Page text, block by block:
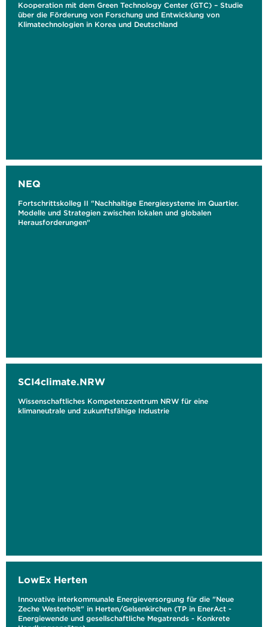
Kooperation mit dem Green Technology Center (GTC) – Studie
über die Förderung von Forschung und Entwicklung von
Klimatechnologien in Korea und Deutschland
NEQ
Fortschrittskolleg II "Nachhaltige Energiesysteme im Quartier.
Modelle und Strategien zwischen lokalen und globalen
Herausforderungen"
SCI4climate.NRW
Wissenschaftliches Kompetenzzentrum NRW für eine
klimaneutrale und zukunftsfähige Industrie
LowEx Herten
Innovative interkommunale Energieversorgung für die "Neue
Zeche Westerholt" in Herten/Gelsenkirchen (TP in EnerAct -
Energiewende und gesellschaftliche Megatrends - Konkrete